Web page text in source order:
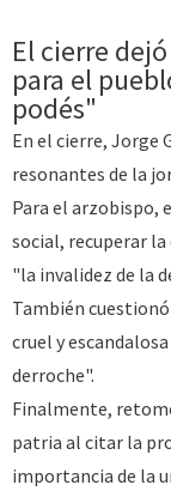
El cierre
para el
podés"
En el cierre, Jorge
resonantes de la
Para el arzobispo,
social, recuperar
"la invalidez de la
También
cruel y
derroche".
Finalmente,
patria al citar la
importancia de la